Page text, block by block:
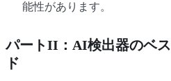
能性があります。
パートII：AI検出器のベ
ド